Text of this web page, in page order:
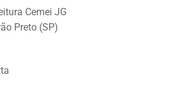
Cemei JG
Preto (SP)